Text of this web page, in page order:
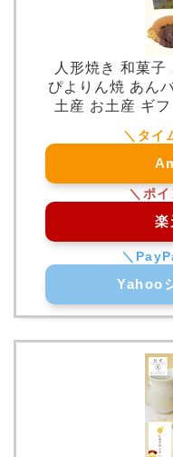
人形焼き 和菓
ぴよりん焼 あん
土産 お土産 ギ
楽
Yahoo